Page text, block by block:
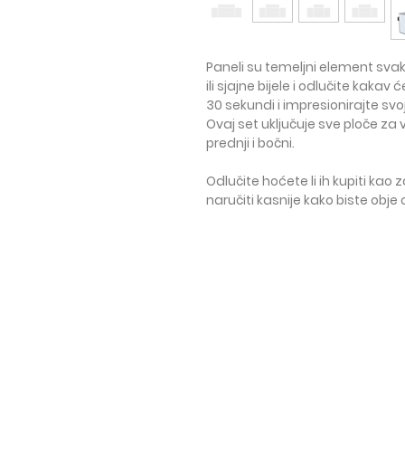
Paneli su temeljni element
ili sjajne bijele i odlučite kakav
30 sekundi i impresionirajte
Ovaj set uključuje sve ploče za
prednji i bočni.
Odlučite hoćete li ih kupiti kao
naručiti kasnije kako biste